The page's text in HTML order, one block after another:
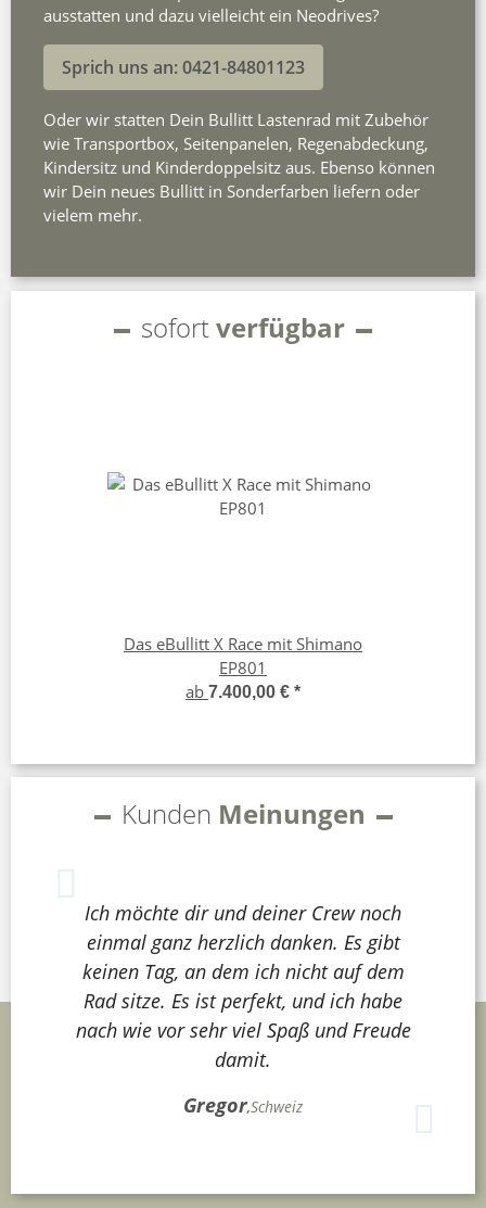
ausstatten und dazu vielleicht ein Neodrives?
Sprich uns an: 0421-84801123
Oder wir statten Dein Bullitt Lastenrad mit Zubehör
wie Transportbox, Seitenpanelen, Regenabdeckung,
Kindersitz und Kinderdoppelsitz aus. Ebenso können
wir Dein neues Bullitt in Sonderfarben liefern oder
vielem mehr.
sofortverfügbar
Das eBullitt X Race mit Shimano
EP801
ab 7.400,00 € *
Kunden Meinungen
Ich möchte dir und deiner Crew noch
einmal ganz herzlich danken. Es gibt
keinen Tag, an dem ich nicht auf dem
Rad sitze. Es ist perfekt, und ich habe
nach wie vor sehr viel Spaß und Freude
damit.
Gregor,Schweiz